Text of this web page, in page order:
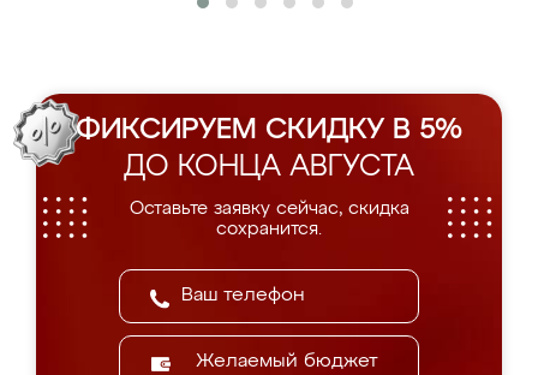
ФИКСИРУЕМ СКИДКУ В 5%
ДО КОНЦА АВГУСТА
Оставьте заявку сейчас, скидка
сохранится.
Желаемый бюджет